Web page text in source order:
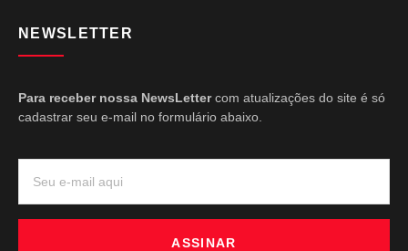
NEWSLETTER
Para receber nossa NewsLettercom atualizações do site é só
cadastrar seu e-mail no formulário abaixo.
ASSINAR